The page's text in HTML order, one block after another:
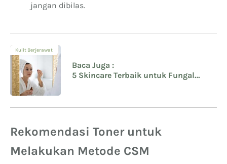
jangan dibilas.
Kulit Berjerawat
Baca Juga :
5 Skincare Terbaik untuk Fungal
Rekomendasi Toner untuk
Melakukan Metode CSM